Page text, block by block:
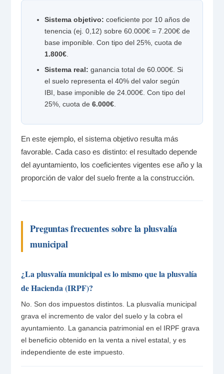
Sistema objetivo: coeficiente por 10 años de
tenencia (ej. 0,12) sobre 60.000€ = 7.200€ de
base imponible. Con tipo del 25%, cuota de
1.800€.
Sistema real: ganancia total de 60.000€. Si
el suelo representa el 40% del valor según
IBI, base imponible de 24.000€. Con tipo del
25%, cuota de6.000€.
En este ejemplo, el sistema objetivo resulta más
favorable. Cada caso es distinto: el resultado depende
del ayuntamiento, los coeficientes vigentes ese año y la
proporción de valor del suelo frente a la construcción.
Preguntas frecuentes sobre la plusvalía
municipal
¿La plusvalía municipal es lo mismo que la plusvalía
de Hacienda (IRPF)?
No. Son dos impuestos distintos. La plusvalía municipal
grava el incremento de valor del suelo y la cobra el
ayuntamiento. La ganancia patrimonial en el IRPF grava
el beneficio obtenido en la venta a nivel estatal, y es
independiente de este impuesto.